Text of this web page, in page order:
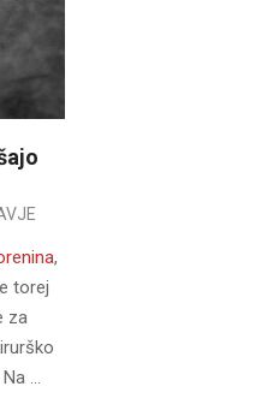
,
torej
za
…